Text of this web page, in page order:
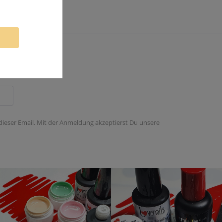
Email. Mit der Anmeldung akzeptierst Du unsere